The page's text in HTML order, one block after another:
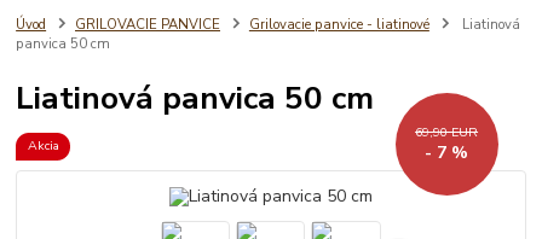
Úvod GRILOVACIE PANVICE Grilovacie panvice - liatinové
Liatinová
panvica 50 cm
Liatinová panvica 50 cm
Akcia
69,90 EUR
- 7 %